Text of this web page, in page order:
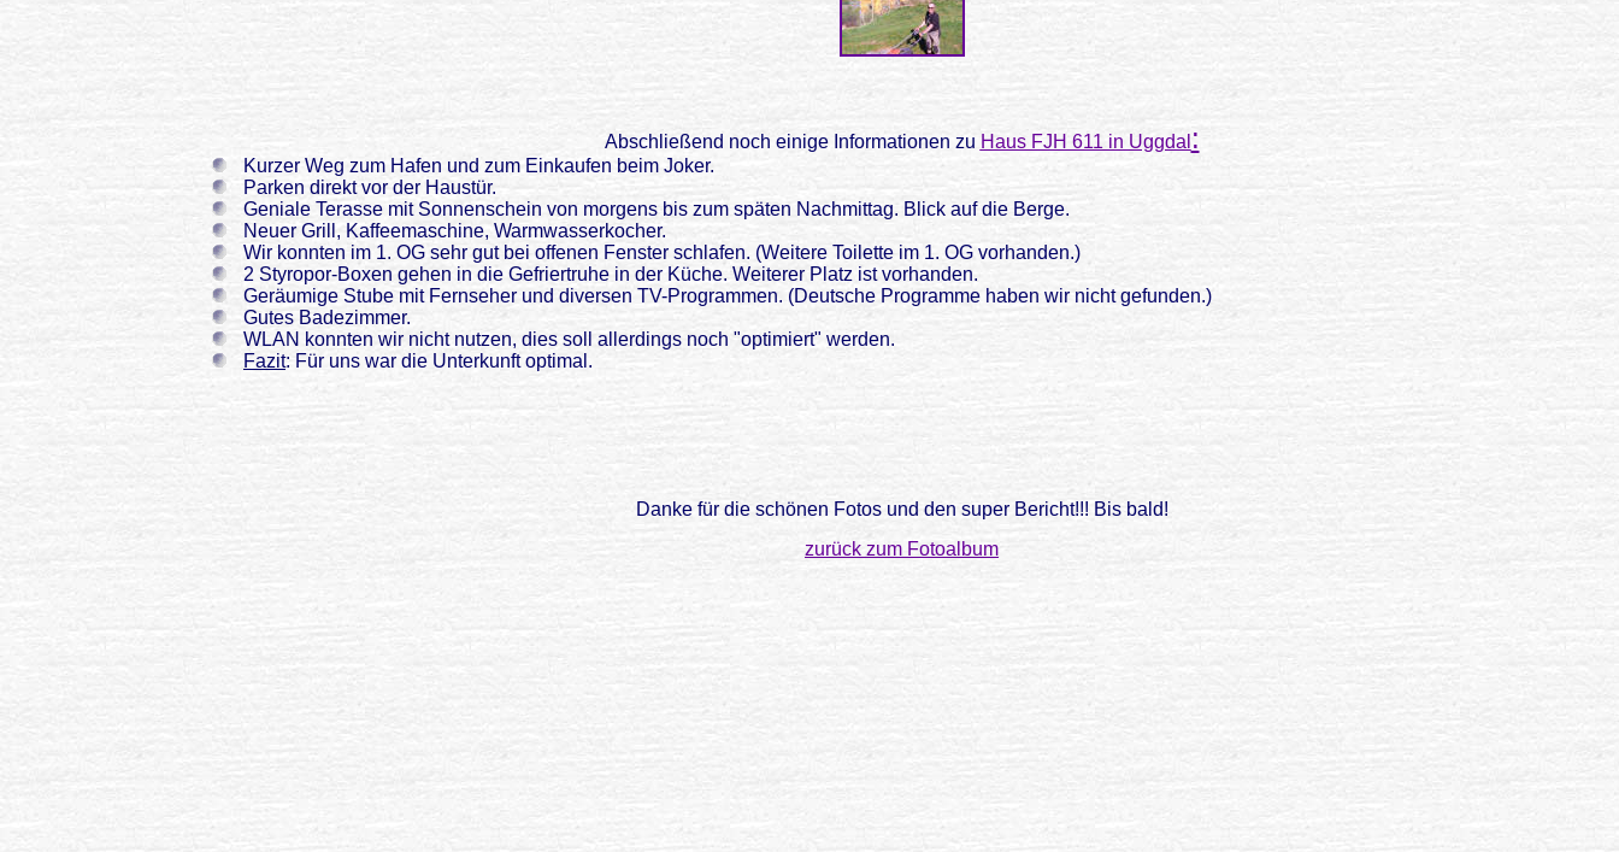
Abschließend noch einige Informationen zu Haus FJH 611 in Uggdal :
Kurzer Weg zum Hafen und zum Einkaufen beim Joker.
Parken direkt vor der Haustür.
Geniale Terasse mit Sonnenschein von morgens bis zum späten Nachmittag. Blick auf die Berge.
Neuer Grill, Kaffeemaschine, Warmwasserkocher.
Wir konnten im 1. OG sehr gut bei offenen Fenster schlafen. (Weitere Toilette im 1. OG vorhanden.)
2 Styropor-Boxen gehen in die Gefriertruhe in der Küche. Weiterer Platz ist vorhanden.
Geräumige Stube mit Fernseher und diversen TV-Programmen. (Deutsche Programme haben wir nicht gefunden.)
Gutes Badezimmer.
WLAN konnten wir nicht nutzen, dies soll allerdings noch "optimiert" werden.
Fazit: Für uns war die Unterkunft optimal.
Danke für die schönen Fotos und den super Bericht!!! Bis bald!
zurück zum Fotoalbum